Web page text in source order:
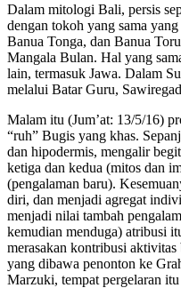
Dalam mitologi Bali, persis
dengan tokoh yang sama
Banua Tonga, dan Banua
Mangala Bulan. Hal yang
lain, termasuk Jawa. Dalam
melalui Batar Guru,
Malam itu (Jum’at: 13/5/16)
“ruh” Bugis yang khas.
dan hipodermis, mengalir
ketiga dan kedua (mitos dan
(pengalaman baru).
diri, dan menjadi agregat
menjadi nilai tambah
kemudian menduga) atribusi
merasakan kontribusi
yang dibawa penonton ke
Marzuki, tempat pergelaran